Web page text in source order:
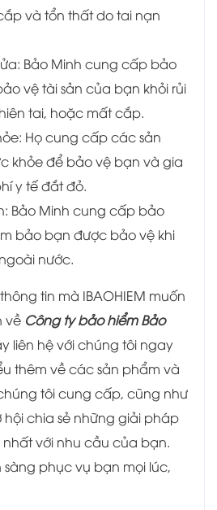
và tổn thất do tai nạn
Bảo Minh cung cấp bảo
vệ tài sản của bạn khỏi rủi
tai, hoặc mất cắp.
Họ cung cấp các sản
khỏe để bảo vệ bạn và gia
y tế đắt đỏ.
Bảo Minh cung cấp bảo
bảo bạn được bảo vệ khi
nước.
tin mà IBAOHIEM muốn
về Công ty bảo hiểm Bảo
liên hệ với chúng tôi ngay
thêm về các sản phẩm và
tôi cung cấp, cũng như
chia sẻ những giải pháp
với nhu cầu của bạn.
sàng phục vụ bạn mọi lúc,